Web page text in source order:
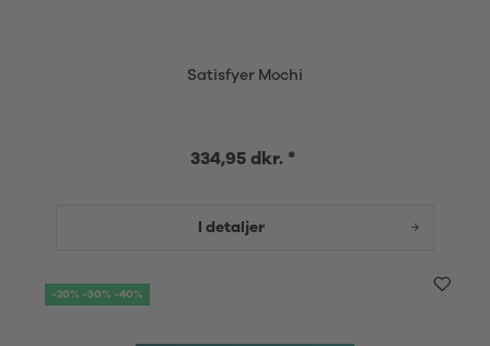
Satisfyer Mochi
334,95 dkr. *
I detaljer
-20% -30% -40%